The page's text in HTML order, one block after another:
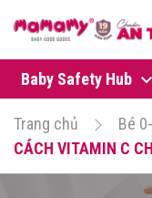
Baby Safety Hub
Trang chủ Bé
CÁCH VITAMIN C